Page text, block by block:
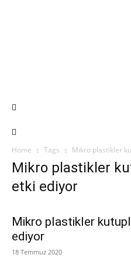
Home Tags Mikro plastikler
Mikro plastikler
etki ediyor
Mikro plastikler
ediyor
18 Temmuz 2020